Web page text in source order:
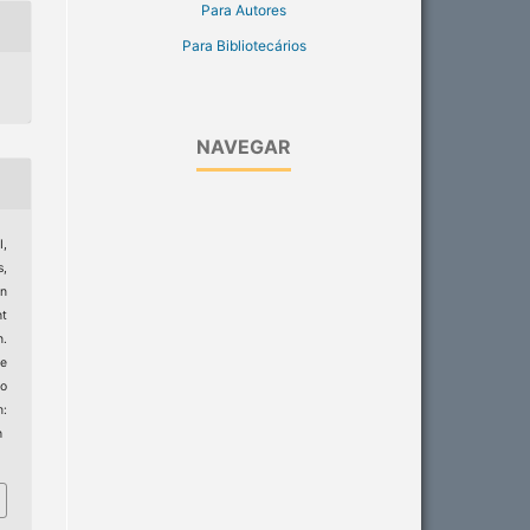
Para Autores
Para Bibliotecários
NAVEGAR